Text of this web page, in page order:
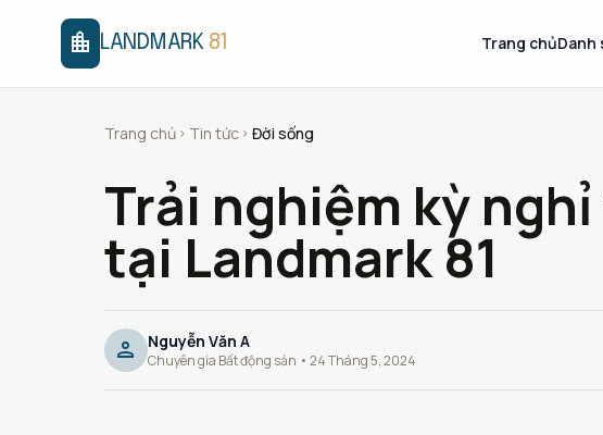
location_city LANDMARK 81 Trang chủDanh
Trang chủ chevron_right Tin tức chevron_right Đời sống
Trải nghiệm kỳ
tại Landmark 81
person Nguyễn Văn A
Chuyên gia Bất động sản • 24 Tháng 5, 2024